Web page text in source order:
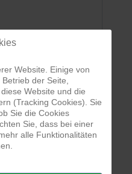
Website. Einige von
der Seite,
Website und die
(Tracking Cookies). Sie
Sie die Cookies
Sie, dass bei einer
alle Funktionalitäten